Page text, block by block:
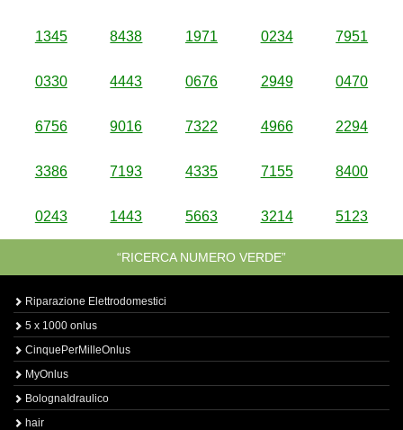
1345 8438 1971 0234 7951
0330 4443 0676 2949 0470
6756 9016 7322 4966 2294
3386 7193 4335 7155 8400
0243 1443 5663 3214 5123
“RICERCA NUMERO VERDE”
Riparazione Elettrodomestici
5 x 1000 onlus
CinquePerMilleOnlus
MyOnlus
BolognaIdraulico
hair